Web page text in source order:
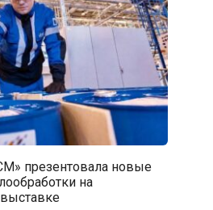
презентовала новые
на